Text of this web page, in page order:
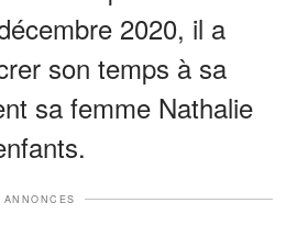
2020, il a
son temps à sa
sa femme Nathalie
ANNONCES